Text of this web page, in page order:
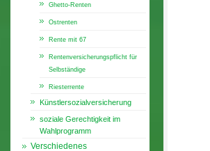
Ghetto-Renten
Ostrenten
Rente mit 67
Rentenversicherungspflicht für
Selbständige
Riesterrente
Künstlersozialversicherung
soziale Gerechtigkeit im
Wahlprogramm
Verschiedenes